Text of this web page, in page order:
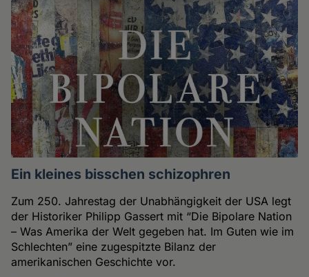
Ein kleines bisschen schizophren
Zum 250. Jahrestag der Unabhängigkeit der USA legt
der Historiker Philipp Gassert mit “Die Bipolare Nation
– Was Amerika der Welt gegeben hat. Im Guten wie im
Schlechten” eine zugespitzte Bilanz der
amerikanischen Geschichte vor.